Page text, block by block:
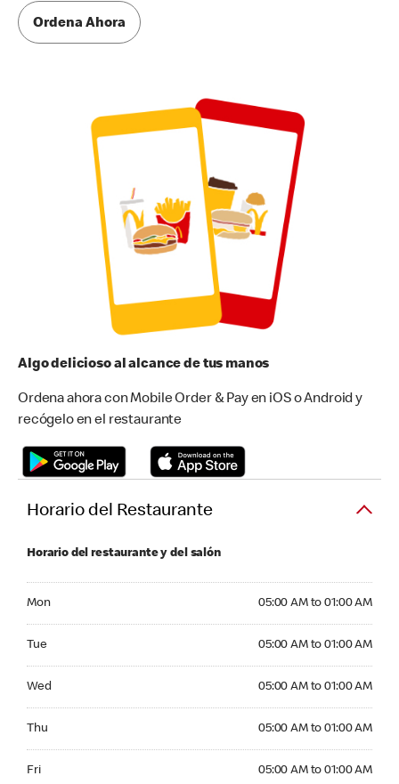
Ordena Ahora
Algo delicioso al alcance de tus manos
Ordena ahora con Mobile Order & Pay en iOS o Android y
recógelo en el restaurante
Horario del Restaurante
Horario del restaurante y del salón
Mon 05:00 AM to 01:00 AM
Tue 05:00 AM to 01:00 AM
Wed 05:00 AM to 01:00 AM
Thu 05:00 AM to 01:00 AM
Fri 05:00 AM to 01:00 AM